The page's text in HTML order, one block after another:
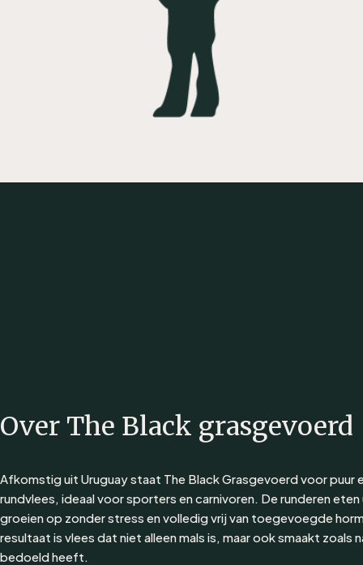
Over The Black grasgevoerd
Afkomstig uit Uruguay staat The Black Grasgevoerd voor puur
rundvlees, ideaal voor sporters en carnivoren. De runderen
groeien op zonder stress en volledig vrij van toegevoegde
resultaat is vlees dat niet alleen mals is, maar ook smaakt zoals
bedoeld heeft.